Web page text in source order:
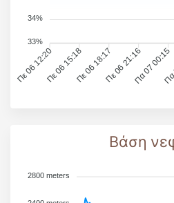
Πε 06 12:20Πε 06 15:18Πε 06 18:17Πε 06 21:16Πα 07 00:15
34%
33%
Βάση
2800 meters